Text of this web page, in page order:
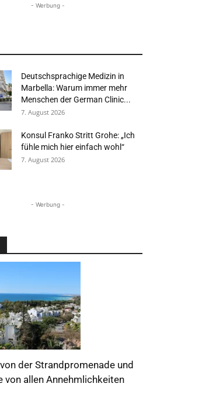
- Werbung -
Deutschsprachige Medizin in
Marbella: Warum immer mehr
Menschen der German Clinic...
7. August 2026
Konsul Franko Stritt Grohe: „Ich
fühle mich hier einfach wohl“
7. August 2026
- Werbung -
der Strandpromenade und
von allen Annehmlichkeiten